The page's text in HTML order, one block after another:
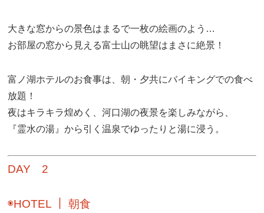
大きな窓からの景色はまるで一枚の絵画のよう…
お部屋の窓から見える富士山の眺望はまさに絶景！
富ノ湖ホテルのお食事は、朝・夕共にバイキングでの食べ
放題！
夜はキラキラ煌めく、河口湖の夜景を楽しみながら、
『霊水の湯』から引く温泉でゆったりと湯に浸う。
DAY 2
◉HOTEL ｜ 朝食